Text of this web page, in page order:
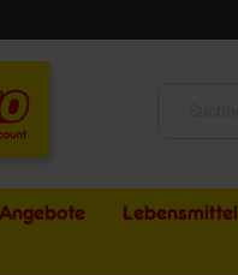
Angebote Lebensmittel